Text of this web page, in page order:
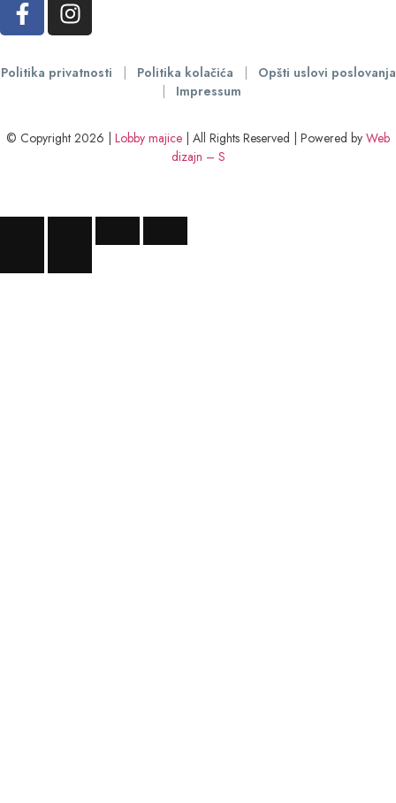
Politika privatnosti Politika kolačića
Opšti uslovi poslovanja
Impressum
© Copyright 2026 | Lobby majice | All Rights Reserved | Powered by Web
dizajn – S